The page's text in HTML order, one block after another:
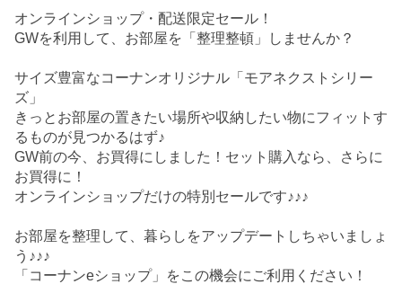
オンラインショップ・配送限定セール！
GWを利用して、お部屋を「整理整頓」しませんか？
サイズ豊富なコーナンオリジナル「モアネクストシリー
ズ」
きっとお部屋の置きたい場所や収納したい物にフィットす
るものが見つかるはず♪
GW前の今、お買得にしました！セット購入なら、さらに
お買得に！
オンラインショップだけの特別セールです♪♪♪
お部屋を整理して、暮らしをアップデートしちゃいましょ
う♪♪♪
「コーナンeショップ」をこの機会にご利用ください！